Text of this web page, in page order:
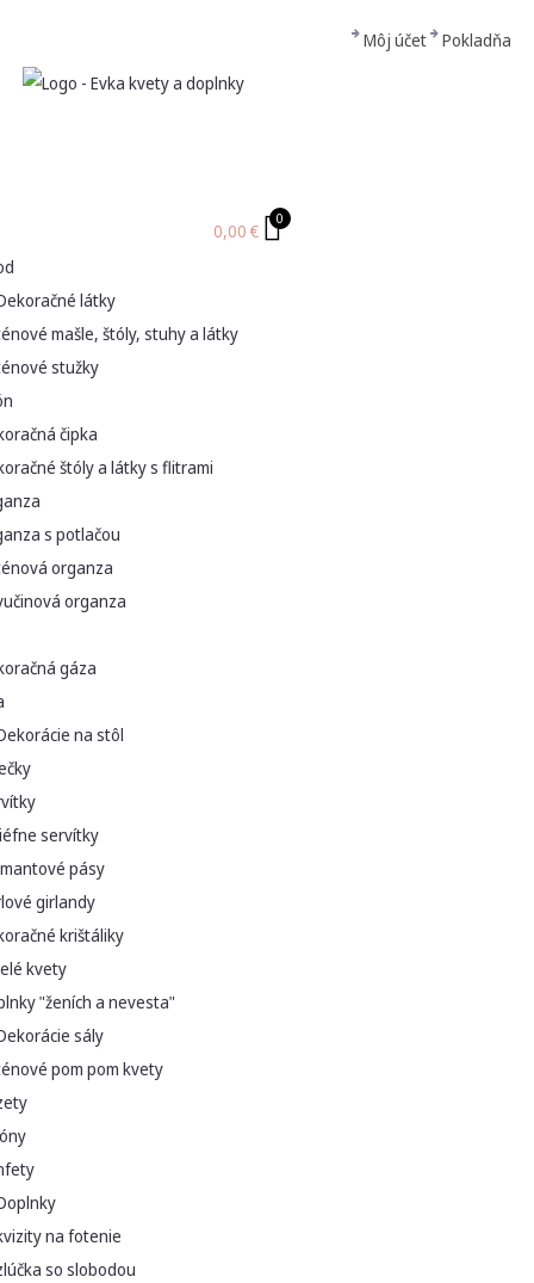
Môj účet Pokladňa
0,00 €
0
látky
mašle, štóly, stuhy a látky
stužky
čipka
štóly a látky s flitrami
s potlačou
organza
organza
gáza
na stôl
servítky
pásy
girlandy
krištáliky
kvety
"ženích a nevesta"
sály
pom pom kvety
na fotenie
so slobodou